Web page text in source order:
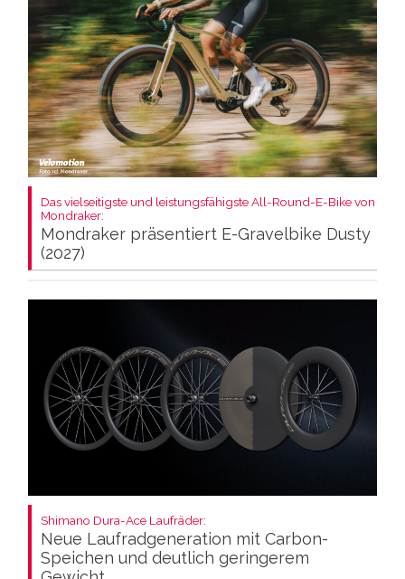
Das vielseitigste und leistungsfähigste All-Round-E-Bike von
Mondraker:
Mondraker präsentiert E-Gravelbike Dusty
(2027)
Shimano Dura-Ace Laufräder:
Neue Laufradgeneration mit Carbon-
Speichen und deutlich geringerem